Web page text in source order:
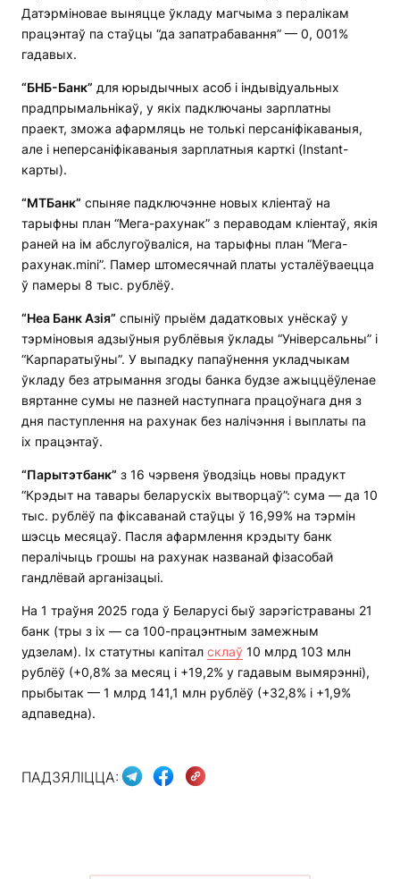
Датэрміновае выняцце ўкладу магчыма з пералікам
працэнтаў па стаўцы “да запатрабавання” — 0, 001%
гадавых.
“БНБ-Банк” для юрыдычных асоб і індывідуальных
прадпрымальнікаў, у якіх падключаны зарплатны
праект, зможа афармляць не толькі персаніфікаваныя,
але і неперсаніфікаваныя зарплатныя карткі (Instant-
карты).
“МТБанк” спыняе падключэнне новых кліентаў на
тарыфны план “Мега-рахунак” з пераводам кліентаў, якія
раней на ім абслугоўваліся, на тарыфны план “Мега-
рахунак.mini”. Памер штомесячнай платы усталёўваецца
ў памеры 8 тыс. рублёў.
“Неа Банк Азія” спыніў прыём дадатковых унёскаў у
тэрміновыя адзыўныя рублёвыя ўклады “Універсальны” і
“Карпаратыўны”. У выпадку папаўнення укладчыкам
ўкладу без атрымання згоды банка будзе ажыццёўленае
вяртанне сумы не пазней наступнага працоўнага дня з
дня паступлення на рахунак без налічэння і выплаты па
іх працэнтаў.
“Парытэтбанк” з 16 чэрвеня ўводзіць новы прадукт
“Крэдыт на тавары беларускіх вытворцаў”: сума — да 10
тыс. рублёў па фіксаванай стаўцы ў 16,99% на тэрмін
шэсць месяцаў. Пасля афармлення крэдыту банк
пералічыць грошы на рахунак названай фізасобай
гандлёвай арганізацыі.
На 1 траўня 2025 года ў Беларусі быў зарэгістраваны 21
банк (тры з іх — са 100-працэнтным замежным
удзелам). Іх статутны капітал склаў 10 млрд 103 млн
рублёў (+0,8% за месяц і +19,2% у гадавым вымярэнні),
прыбытак — 1 млрд 141,1 млн рублёў (+32,8% і +1,9%
адпаведна).
ПАДЗЯЛІЦЦА: